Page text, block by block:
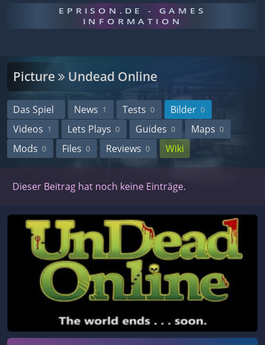
EPRISON.DE - GAMES
INFORMATION
Picture Undead Online
Das Spiel News 1 Tests 0 Bilder 0
Videos 1 Lets Plays 0 Guides 0 Maps 0
Mods 0 Files 0 Reviews 0 Wiki
Dieser Beitrag hat noch keine Einträge.